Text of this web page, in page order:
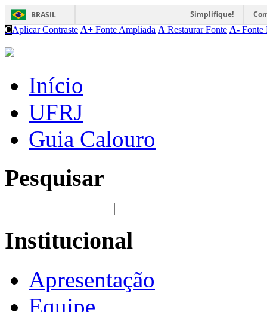
BRASIL Simplifique!
CAplicar Contraste A+ Fonte Ampliada A Restaurar Fonte A- Fonte
Início
UFRJ
Guia Calouro
Pesquisar
Institucional
Apresentação
Equipe